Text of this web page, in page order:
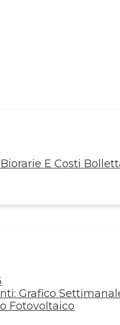
E Costi
Grafico
Fotovoltaico